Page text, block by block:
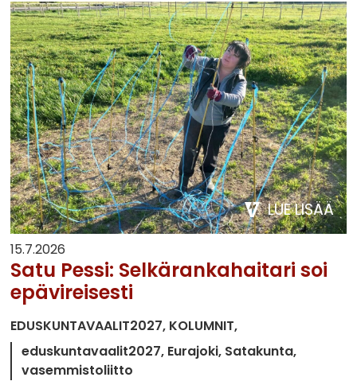
LUE LISÄÄ
15.7.2026
Satu Pessi: Selkärankahaitari soi
epävireisesti
EDUSKUNTAVAALIT2027 KOLUMNIT
eduskuntavaalit2027 Eurajoki Satakunta
vasemmistoliitto